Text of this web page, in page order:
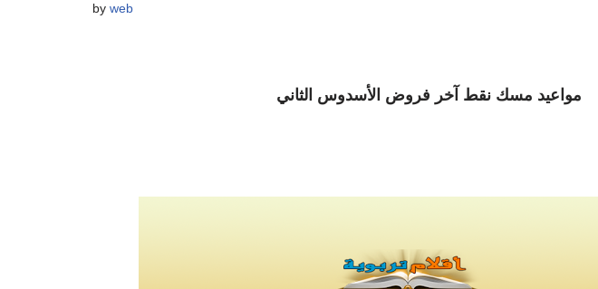
by web
مواعيد مسك نقط آخر فروض الأسدوس الثاني